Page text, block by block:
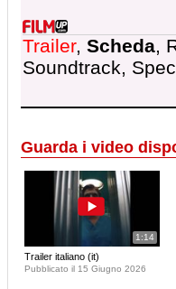
Trailer, Scheda,
Soundtrack,
Guarda i video
1:14
Trailer italiano (it)
Pubblicato il 15 Giugno 2026